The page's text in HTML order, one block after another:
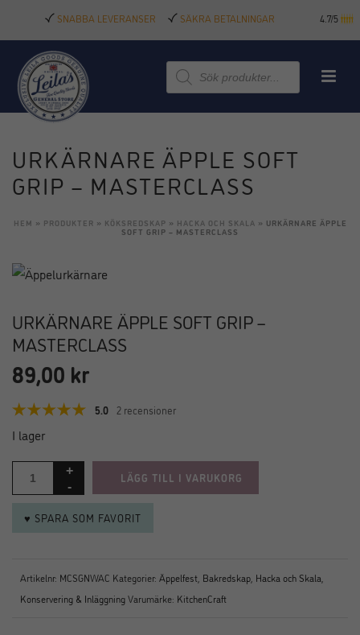
SNABBA LEVERANSER SÄKRA BETALNINGAR 4.7/5
Produktsökning
URKÄRNARE ÄPPLE SOFT
GRIP – MASTERCLASS
HEM » PRODUKTER » KÖKSREDSKAP » HACKA OCH SKALA » URKÄRNARE ÄPPLE
SOFT GRIP – MASTERCLASS
URKÄRNARE ÄPPLE SOFT GRIP –
MASTERCLASS
89,00 kr
5.0 2 recensioner
I lager
LÄGG TILL I VARUKORG
♥ SPARA SOM FAVORIT
Artikelnr: MCSGNWAC Kategorier: Äppelfest Bakredskap Hacka och Skala
Konservering & InläggningVarumärke: KitchenCraft